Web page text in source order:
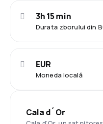
Durata zborului din
3h 15 min
Moneda locală
EUR
Cala d´Or